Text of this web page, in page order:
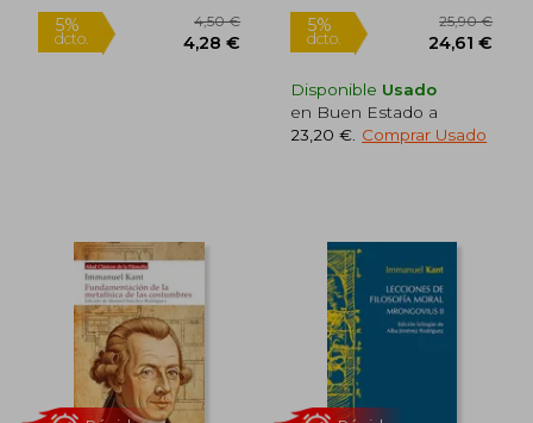
Rápido Rápido
Disponible Usado
en Buen Estado a
23,20 € Comprar Usado